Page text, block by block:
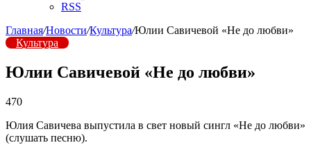
RSS
Главная/Новости/Культура/Юлии Савичевой «Не до любви»
Культура
Юлии Савичевой «Не до любви»
470
Юлия Савичева выпустила в свет новый сингл «Не до любви»
(слушать песню).